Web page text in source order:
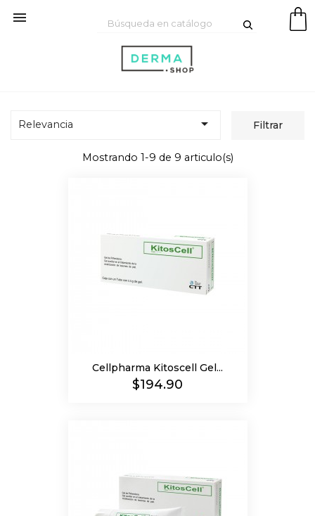

Relevancia  Filtrar
Mostrando 1-9 de 9 articulo(s)
Cellpharma Kitoscell Gel...
Precio
$194.90